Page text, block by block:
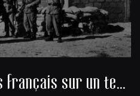
Groupe de militaires français sur un terrain d’aviation algérien